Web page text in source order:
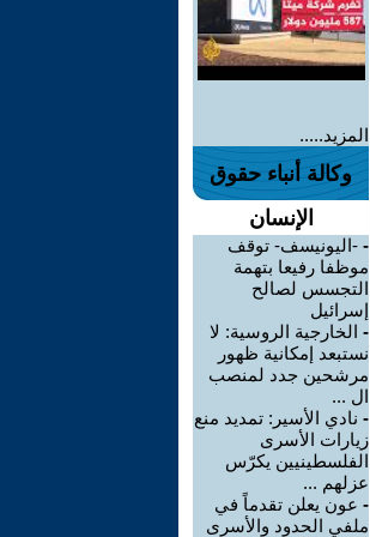
المزيد.....
وكالة أنباء حقوق
الإنسان
- -اليونيسف- توقف
موظفا رفيعا بتهمة
التجسس لصالح
إسرائيل
- الخارجية الروسية: لا
نستبعد إمكانية ظهور
مرشحين جدد لمنصب
ال ...
- نادي الأسير: تمديد منع
زيارات الأسرى
الفلسطينيين يكرّس
عزلهم ...
- عون يعلن تقدماً في
ملفي الحدود والأسرى